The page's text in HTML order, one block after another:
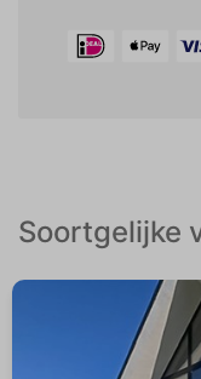
Soortgelijke